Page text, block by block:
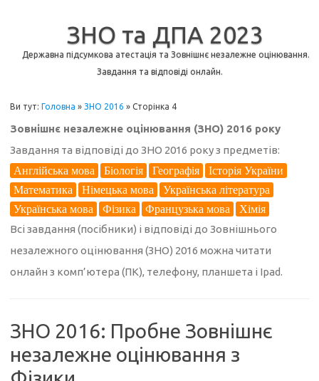
ЗНО та ДПА 2023
Державна підсумкова атестація та Зовнішнє незалежне оцінювання.
Завдання та відповіді онлайн.
Ви тут: Головна » ЗНО 2016 » Сторінка 4
Зовнішнє незалежне оцінювання (ЗНО) 2016 року
Завдання та відповіді до ЗНО 2016 року з предметів:
Англійська мова
Біологія Географія
Історія України
Математика
Німецька мова
Українська література
Українська мова
Фізика Французька мова
Хімія
Всі завдання (посiбники) і відповіді до Зовнішнього
незалежного оцінювання (ЗНО) 2016 можна читати
онлайн з комп’ютера (ПК), телефону, планшета і Ipad.
ЗНО 2016: Пробне Зовнішнє
незалежне оцінювання з